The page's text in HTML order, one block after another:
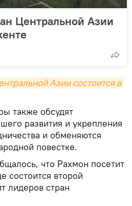
Центральной Азии
Азии состоится в
также обсудят
развития и укрепления
и обменяются
повестке.
что Рахмон посетит
состоится второй
лидеров стран